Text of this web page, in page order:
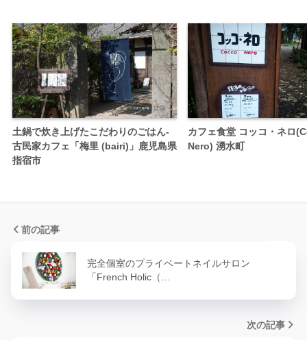
土鍋で炊き上げたこだわりのごはん-
古民家カフェ「梅里 (bairi)」鹿児島県
指宿市
カフェ食堂 コッコ・ネロ
Nero) 湧水町
前の記事
完全個室のプライベートネイルサロン
「French Holic（…
次の記事